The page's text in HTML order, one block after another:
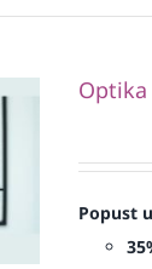
Optika
Popust